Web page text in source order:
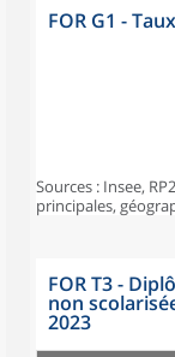
FOR G1 -
Sources : Insee,
principales,
FOR T3 -
non
2023